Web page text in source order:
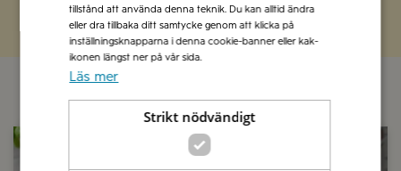
tillstånd att använda denna teknik. Du kan alltid ändra
eller dra tillbaka ditt samtycke genom att klicka på
inställningsknapparna i denna cookie-banner eller kak-
ikonen längst ner på vår sida.
Läs mer
Strikt nödvändigt